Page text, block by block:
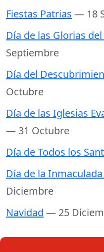
Fiestas Patrias — 18
Día de las Glorias
Septiembre
Día del
Octubre
Día de las Iglesias
— 31 Octubre
Día de Todos los
Día de la
Diciembre
Navidad — 25